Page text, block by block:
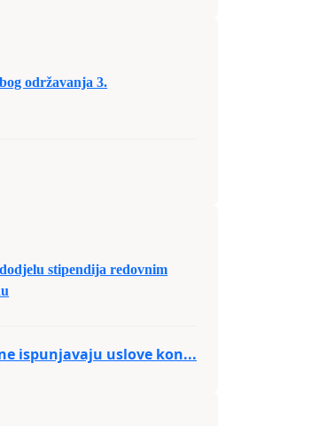
održavanja 3.
stipendija redovnim
ispunjavaju uslove kon...